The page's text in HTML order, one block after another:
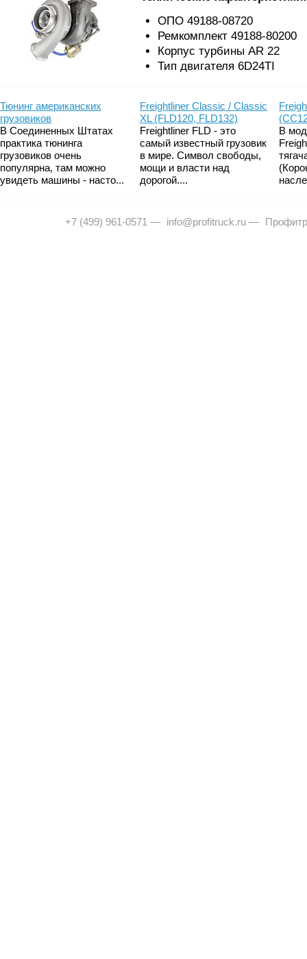
ОПО 49188-08720
Ремкомплект 49188-80200
Корпус турбины AR 22
Тип двигателя 6D24TI
Тюнинг американских
грузовиков
В Соединенных Штатах
практика тюнинга
грузовиков очень
популярна, там можно
увидеть машины - насто...
Freightliner Classic / Classic
XL (FLD120, FLD132)
Freightliner FLD - это
самый известный грузовик
в мире. Символ свободы,
мощи и власти над
дорогой....
В
+7 (499) 961-0571 — info@profitruck.ru —